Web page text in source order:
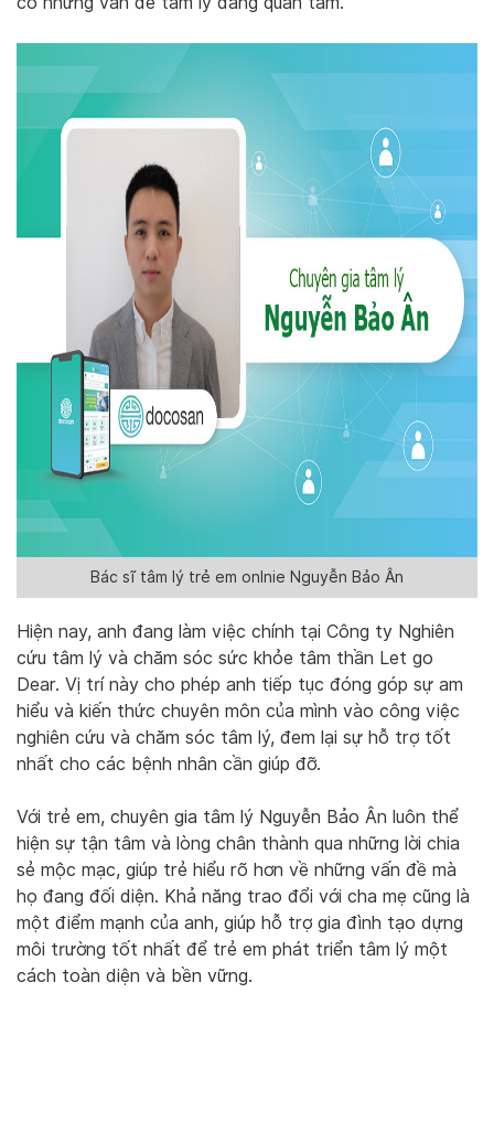
Bác sĩ tâm lý trẻ em onlnie Nguyễn Bảo Ân
Hiện nay, anh đang làm việc chính tại Công ty Nghiên
cứu tâm lý và chăm sóc sức khỏe tâm thần Let go
Dear. Vị trí này cho phép anh tiếp tục đóng góp sự am
hiểu và kiến thức chuyên môn của mình vào công việc
nghiên cứu và chăm sóc tâm lý, đem lại sự hỗ trợ tốt
nhất cho các bệnh nhân cần giúp đỡ.
Với trẻ em, chuyên gia tâm lý Nguyễn Bảo Ân luôn thể
hiện sự tận tâm và lòng chân thành qua những lời chia
sẻ mộc mạc, giúp trẻ hiểu rõ hơn về những vấn đề mà
họ đang đối diện. Khả năng trao đổi với cha mẹ cũng là
một điểm mạnh của anh, giúp hỗ trợ gia đình tạo dựng
môi trường tốt nhất để trẻ em phát triển tâm lý một
cách toàn diện và bền vững.